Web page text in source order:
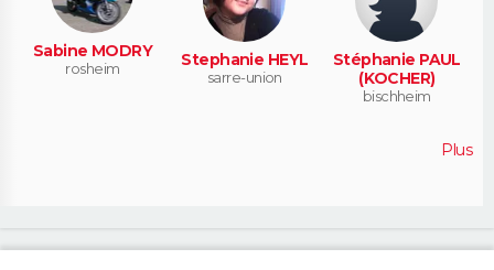
Sabine MODRY
rosheim Stephanie HEYL
sarre-union
Stéphanie PAUL
(KOCHER)
bischheim
Plus